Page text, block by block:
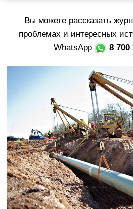
Вы можете рассказать
проблемах и интересных
WhatsApp
8 700